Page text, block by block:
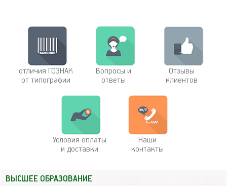
отличия ГОЗНАК
от типографии
Вопросы и
ответы
Отзывы
клиентов
Условия оплаты
и доставки
Наши
контакты
ВЫСШЕЕ ОБРАЗОВАНИЕ